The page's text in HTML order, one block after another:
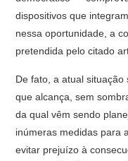
dispositivos que
nessa oportunidade, a
pretendida pelo citado
De fato, a atual situação
que alcança, sem
da qual vêm sendo
inúmeras medidas para
evitar prejuízo à